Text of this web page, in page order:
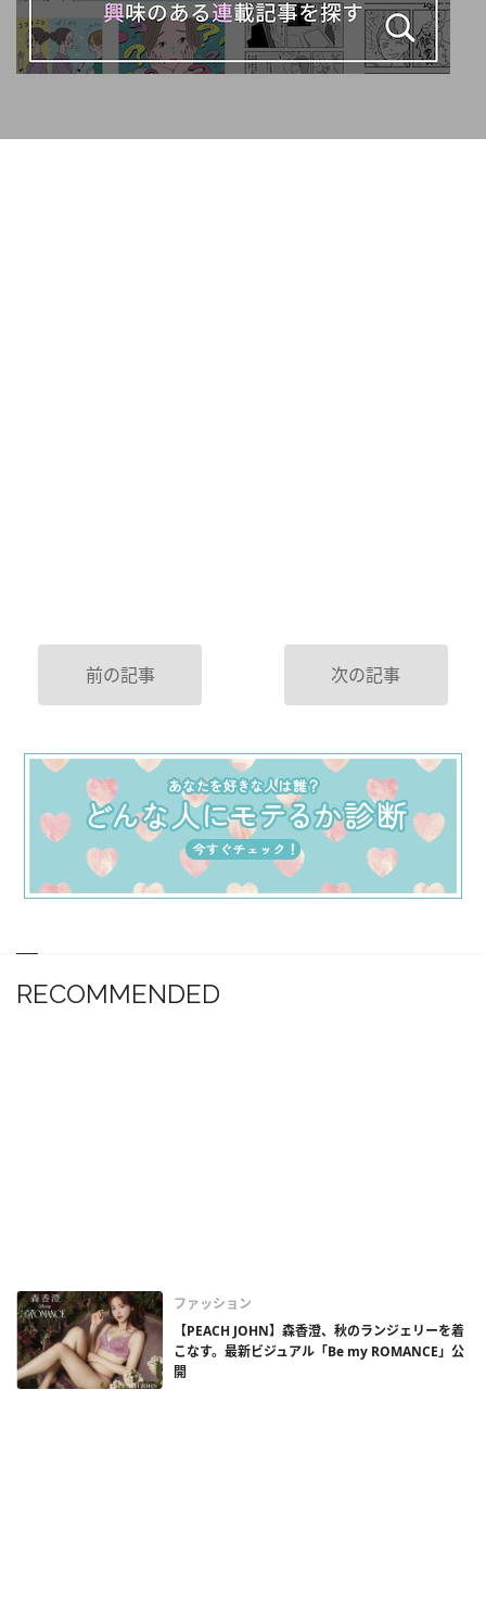
前の記事 次の記事
RECOMMENDED
ファッション
【PEACH JOHN】森香澄、秋のランジェリーを着
こなす。最新ビジュアル「Be my ROMANCE」公
開